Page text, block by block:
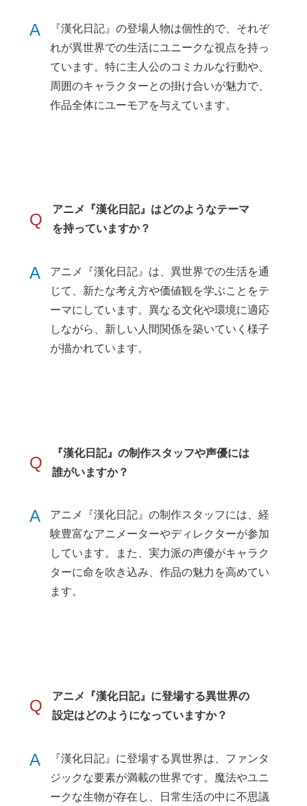
A
『漢化日記』の登場人物は個性的で、それぞ
れが異世界での生活にユニークな視点を持っ
ています。特に主人公のコミカルな行動や、
周囲のキャラクターとの掛け合いが魅力で、
作品全体にユーモアを与えています。
Q
アニメ『漢化日記』はどのようなテーマ
を持っていますか？
A
アニメ『漢化日記』は、異世界での生活を通
じて、新たな考え方や価値観を学ぶことをテ
ーマにしています。異なる文化や環境に適応
しながら、新しい人間関係を築いていく様子
が描かれています。
Q
『漢化日記』の制作スタッフや声優には
誰がいますか？
A
アニメ『漢化日記』の制作スタッフには、経
験豊富なアニメーターやディレクターが参加
しています。また、実力派の声優がキャラク
ターに命を吹き込み、作品の魅力を高めてい
ます。
Q
アニメ『漢化日記』に登場する異世界の
設定はどのようになっていますか？
A
『漢化日記』に登場する異世界は、ファンタ
ジックな要素が満載の世界です。魔法やユニ
ークな生物が存在し、日常生活の中に不思議